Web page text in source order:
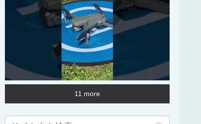
11 more